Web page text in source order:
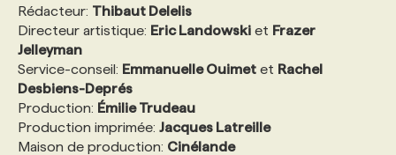
Rédacteur: Thibaut Delelis
Directeur artistique: Eric Landowski et Frazer
Jelleyman
Service-conseil: Emmanuelle Ouimet et Rachel
Desbiens-Deprés
Production: Émilie Trudeau
Production imprimée: Jacques Latreille
Maison de production: Cinélande